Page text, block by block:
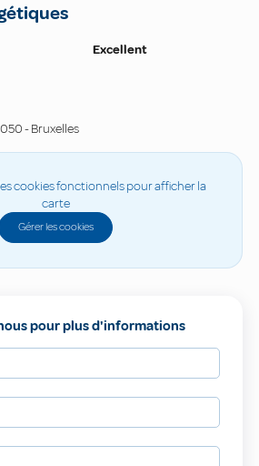
Excellent
-Bruxelles
cookies fonctionnels pour afficher la
carte
Gérer les cookies
pour plus d'informations